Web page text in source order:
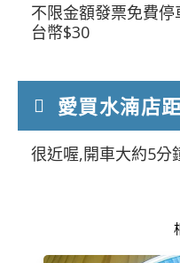
不限金額發票免費
台幣$30
愛買水湳店
很近喔,開車大約5分